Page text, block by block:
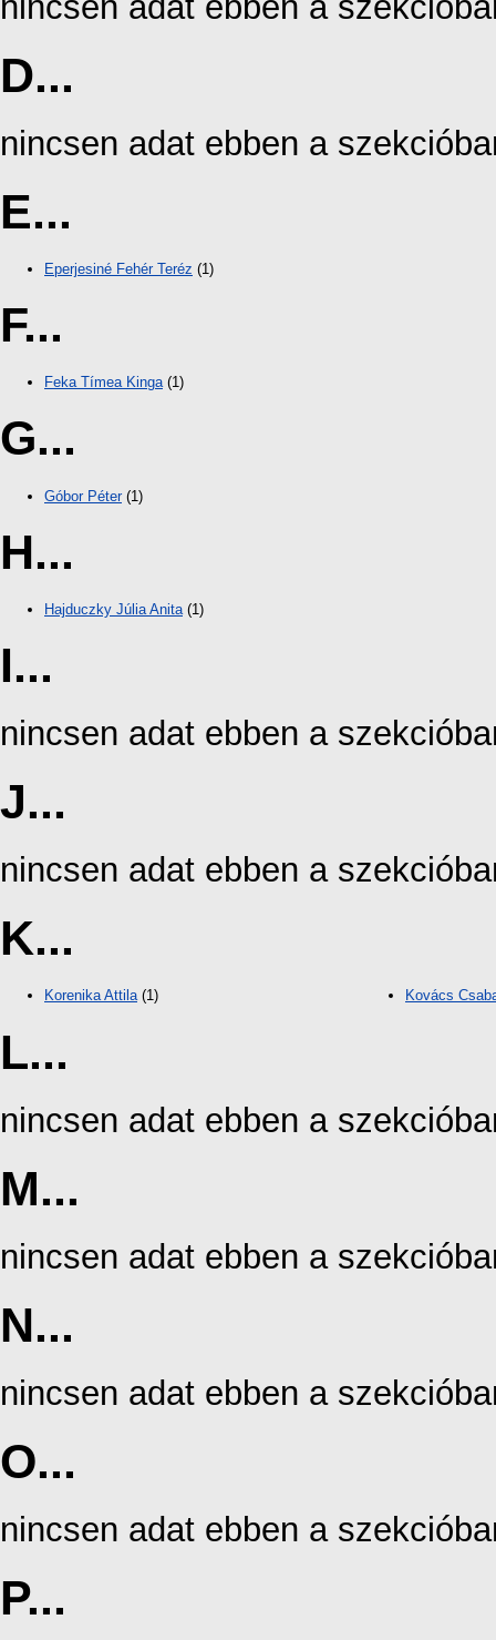
D...
nincsen adat ebben a
E...
Eperjesiné Fehér Teréz (1)
F...
Feka Tímea Kinga(1)
G...
Góbor Péter(1)
H...
Hajduczky Júlia Anita (1)
I...
nincsen adat ebben a
J...
nincsen adat ebben a
K...
Korenika Attila(1) Kovács
L...
nincsen adat ebben a
M...
nincsen adat ebben a
N...
nincsen adat ebben a
O...
nincsen adat ebben a
P...